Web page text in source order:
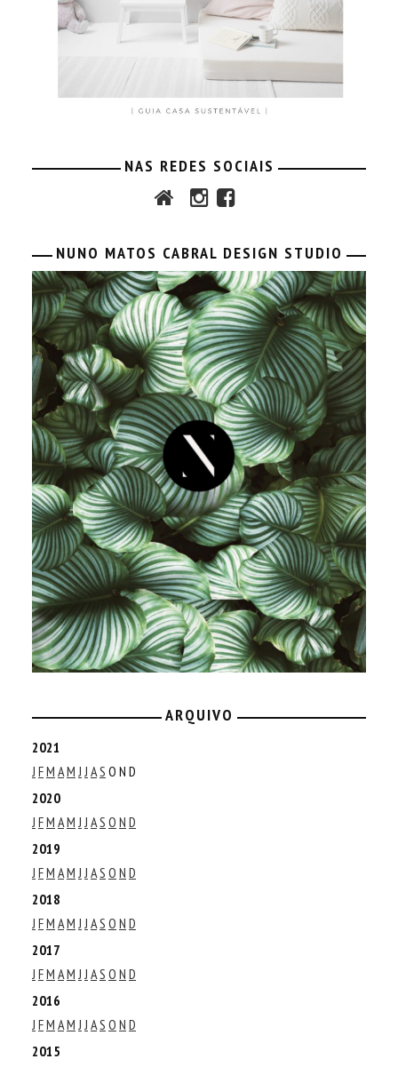
NAS REDES SOCIAIS
NUNO MATOS CABRAL DESIGN STUDIO
ARQUIVO
2021
J FM AM J J AS O N D
2020
J FM AM J J AS O N D
2019
J FM AM J J AS O N D
2018
J FM AM J J AS O N D
2017
J FM AM J J AS O N D
2016
J FM AM J J AS O N D
2015